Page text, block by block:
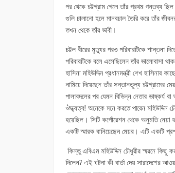
পর থেকে চট্টগ্রাম গেলে তাঁর প্রথম গন্তব্য ছিল
গুলি চালানো হলে মানবঢাল তৈরি করে তাঁর
তখন থেকে তাঁর ভাবী।
চট্টল বীরের মৃত্যুর পরও পরিবারটিকে শান্তনা
পরিবারটিকে বলে এসেছিলেন তাঁর ভালোবাসা
হাসিনা মহিউদ্দিন প্রধানমন্ত্রী শেখ হাসিনার
নামিয়ে দিয়েছেন তাঁর সন্তানতূল্য চট্টগ্রামের
পালাবদলের পর যেমন বিভিন্ন নেতার ভাষ্কর্য
ঔদ্ধ্যত্ব! অনেকে মনে করতে পারেন মহিউদ্দিন
হয়েছিল। সিটি কর্পোরেশন থেকে অনুমতি নেয়া
একটি স্মারক বানিয়েছেন মেয়র। এটি একটি
কিন্তু এবিএম মহিউদ্দিন চৌধুরীর স্মরনে কিছু
দিলেন? এই ঘটনা কী বার্তা দেয় সারাদেশের